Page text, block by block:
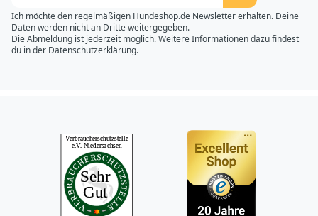
Ich möchte den regelmäßigen Hundeshop.de Newsletter erhalten. Deine
Daten werden nicht an Dritte weitergegeben.
Die Abmeldung ist jederzeit möglich. Weitere Informationen dazu findest
du in der Datenschutzerklärung.